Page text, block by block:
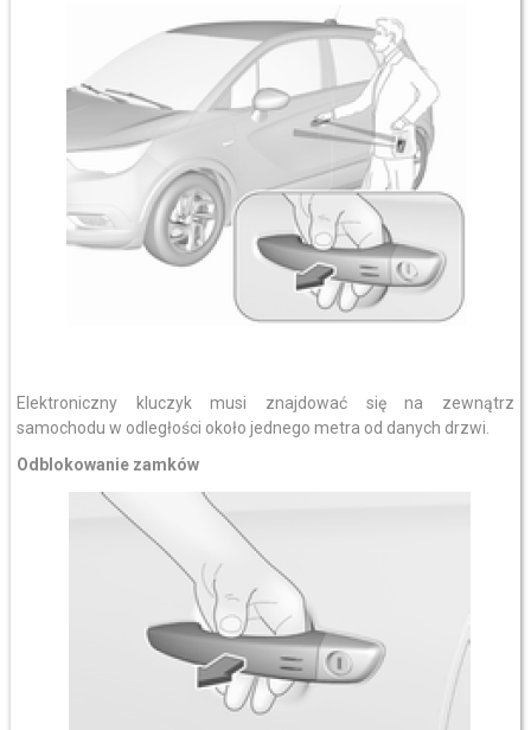
Elektroniczny kluczyk musi znajdować się na zewnątrz
samochodu w odległości około jednego metra od danych drzwi.
Odblokowanie zamków